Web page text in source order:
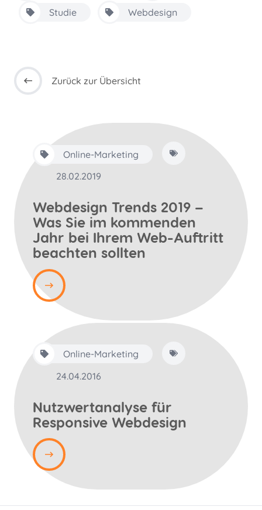
Studie
Webdesign
Zurück zur Übersicht
Online-Marketing
28.02.2019
Webdesign Trends 2019 –
Was Sie im kommenden
Jahr bei Ihrem Web-Auftritt
beachten sollten
Online-Marketing
24.04.2016
Nutzwertanalyse für
Responsive Webdesign